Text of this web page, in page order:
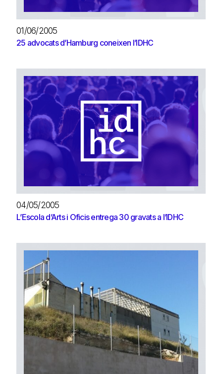
01/06/2005
25 advocats d’Hamburg coneixen l’IDHC
04/05/2005
L’Escola d’Arts i Oficis entrega 30 gravats a l’IDHC